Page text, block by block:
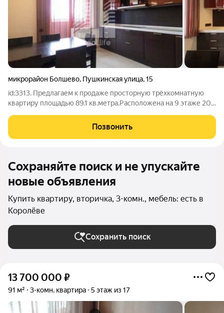
микрорайон Болшево, Пушкинская улица,15
id:3313. Предлагаем к продаже просторную трёхкомнатную
квартиру площадью 89.1 кв.метра.Расположена на 9 этаже 20-
квартире выполнен дизайнерский ремонт с использованием
качественных материалов.
Позвонить
Сохраняйте поиск и не упускайте
новые объявления
Купить квартиру, вторичка, 3-комн., мебель: есть в
Королёве
Сохранить поиск
13 700 000 ₽
91 м² 3-комн. квартира 5 этаж из 17